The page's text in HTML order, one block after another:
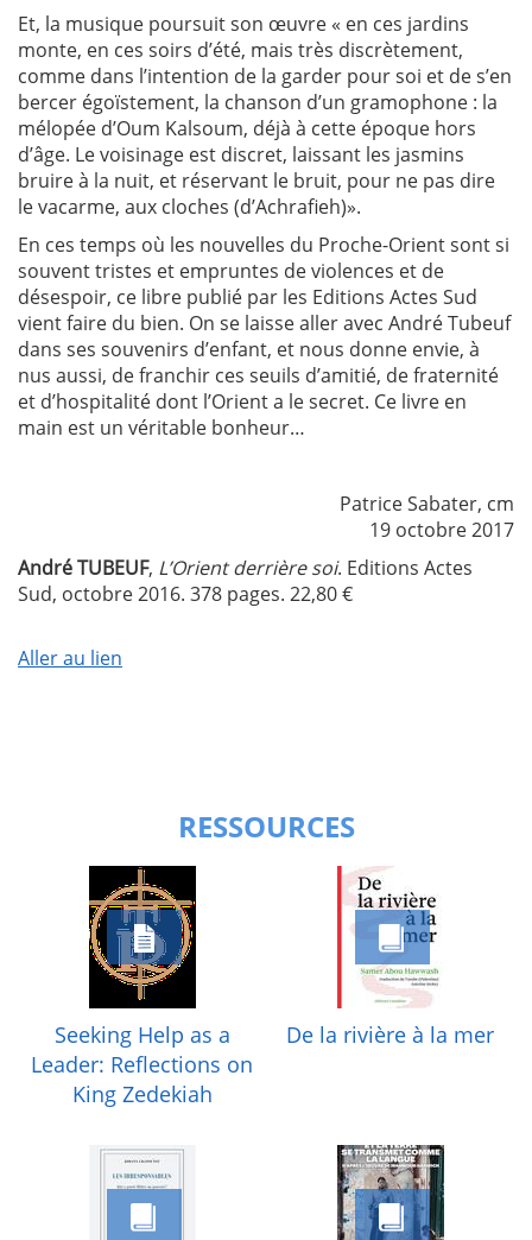
Et, la musique poursuit son œuvre « en ces jardins
monte, en ces soirs d’été, mais très discrètement,
comme dans l’intention de la garder pour soi et de s’en
bercer égoïstement, la chanson d’un gramophone : la
mélopée d’Oum Kalsoum, déjà à cette époque hors
d’âge. Le voisinage est discret, laissant les jasmins
bruire à la nuit, et réservant le bruit, pour ne pas dire
le vacarme, aux cloches (d’Achrafieh)».
En ces temps où les nouvelles du Proche-Orient sont si
souvent tristes et empruntes de violences et de
désespoir, ce libre publié par les Editions Actes Sud
vient faire du bien. On se laisse aller avec André Tubeuf
dans ses souvenirs d’enfant, et nous donne envie, à
nus aussi, de franchir ces seuils d’amitié, de fraternité
et d’hospitalité dont l’Orient a le secret. Ce livre en
main est un véritable bonheur…
Patrice Sabater, cm
19 octobre 2017
André TUBEUF, L’Orient derrière soi. Editions Actes
Sud, octobre 2016. 378 pages. 22,80 €
Aller au lien
RESSOURCES
Seeking Help as a
Leader: Reflections on
King Zedekiah
De la rivière à la mer